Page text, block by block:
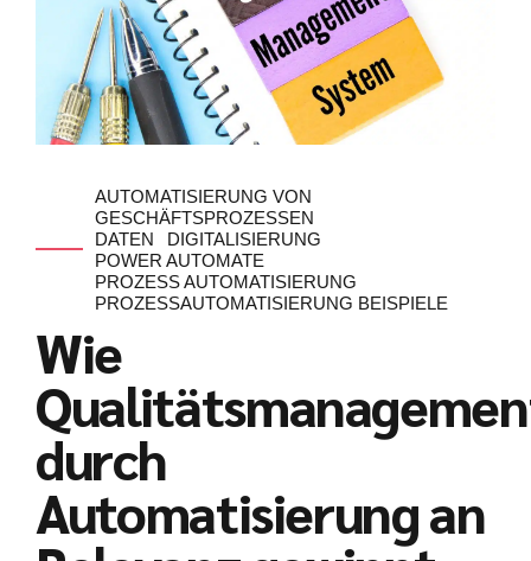
AUTOMATISIERUNG VON
GESCHÄFTSPROZESSEN
DATEN
DIGITALISIERUNG
POWER AUTOMATE
PROZESS AUTOMATISIERUNG
PROZESSAUTOMATISIERUNG BEISPIELE
Wie
durch
Automatisierung an